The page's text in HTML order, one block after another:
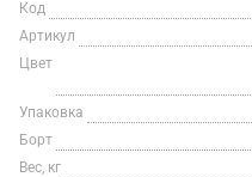
Код
Артикул
Цвет
Упаковка
Борт
Вес, кг